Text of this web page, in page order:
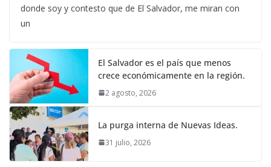
donde soy y contesto que de El Salvador, me miran con
un
El Salvador es el país que menos
crece económicamente en la región.
2 agosto, 2026
La purga interna de Nuevas Ideas.
31 julio, 2026